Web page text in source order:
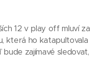
12 v play off mluví za
která ho katapultovala
zajímavé sledovat,